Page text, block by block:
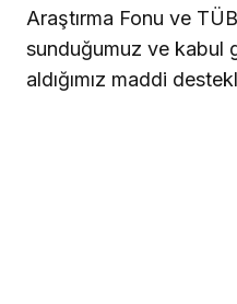
Araştırma Fonu ve
sunduğumuz ve kabul
aldığımız maddi